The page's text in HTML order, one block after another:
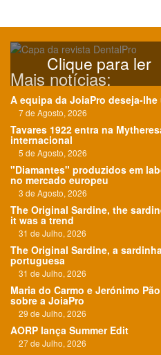
Clique para ler
Mais notícias:
A equipa da JoiaPro deseja-
7 de Agosto, 2026
Tavares 1922 entra na
internacional
5 de Agosto, 2026
"Diamantes" produzidos em
no mercado europeu
3 de Agosto, 2026
The Original Sardine, the
it was a trend
31 de Julho, 2026
The Original Sardine, a
portuguesa
31 de Julho, 2026
Maria do Carmo e Jerónimo
sobre a JoiaPro
29 de Julho, 2026
AORP lança Summer Edit
27 de Julho, 2026